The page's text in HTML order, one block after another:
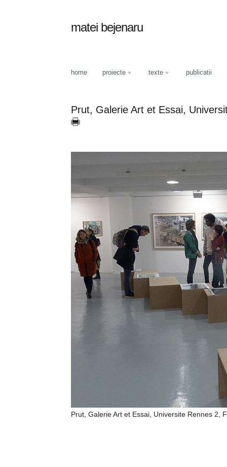
matei bejenaru
home proiecte texte publicatii
Prut, Galerie Art et Essai,
Prut, Galerie Art et Essai, Universite Rennes 2,